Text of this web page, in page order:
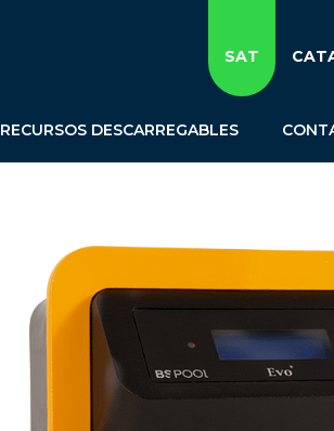
SAT
RECURSOS DESCARREGABLES